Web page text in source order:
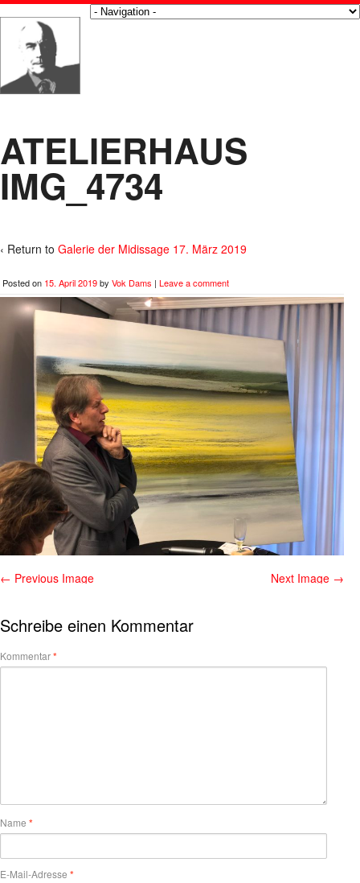
ATELIERHAUS
IMG_4734
‹ Return to Galerie der Midissage 17. März 2019
Posted on 15. April 2019by Vok Dams | Leave a comment
← Previous Image Next Image →
Schreibe einen Kommentar
Kommentar*
Name *
E-Mail-Adresse *